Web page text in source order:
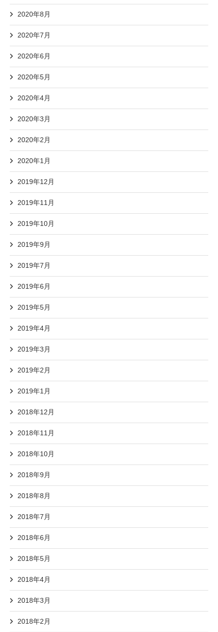
2020年8月
2020年7月
2020年6月
2020年5月
2020年4月
2020年3月
2020年2月
2020年1月
2019年12月
2019年11月
2019年10月
2019年9月
2019年7月
2019年6月
2019年5月
2019年4月
2019年3月
2019年2月
2019年1月
2018年12月
2018年11月
2018年10月
2018年9月
2018年8月
2018年7月
2018年6月
2018年5月
2018年4月
2018年3月
2018年2月